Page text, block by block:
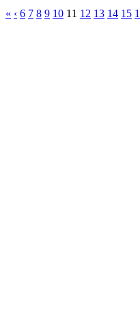
« ‹ 6 7 8 9 10 11 12 13 14 15